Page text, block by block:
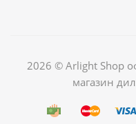
2026 © Arlight Shop
магазин